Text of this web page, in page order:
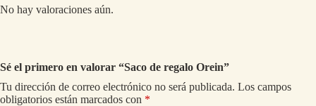
No hay valoraciones aún.
Sé el primero en valorar “Saco de regalo Orein”
Tu dirección de correo electrónico no será publicada. Los campos
obligatorios están marcados con *